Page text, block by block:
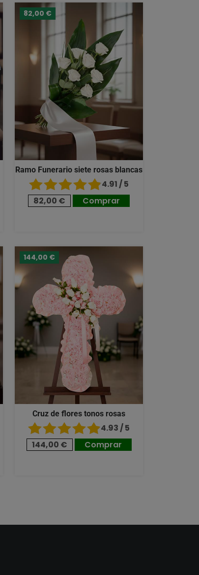
82,00 €
Ramo Funerario siete rosas blancas
4.91 / 5
82,00 €
Comprar
144,00 €
Cruz de flores tonos rosas
4.93 / 5
144,00 €
Comprar